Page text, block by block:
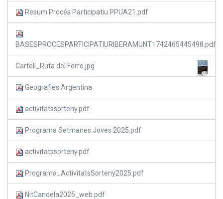
Resum Procés Participatiu PPUA21.pdf
BASESPROCESPARTICIPATIURIBERAMUNT1742465445498.pdf
Cartell_Ruta del Ferro.jpg
Geografies Argentina
activitatssorteny.pdf
Programa Setmanes Joves 2025.pdf
activitatssorteny.pdf
Programa_ActivitatsSorteny2025.pdf
NitCandela2025_web.pdf